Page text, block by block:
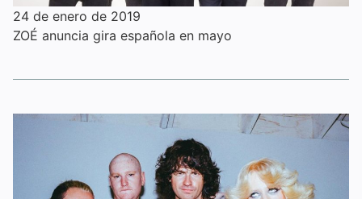
24 de enero de 2019
ZOÉ anuncia gira española en mayo